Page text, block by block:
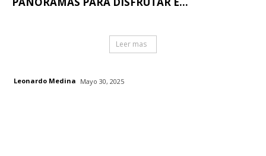
Leer mas
Leonardo Medina Mayo 30, 2025